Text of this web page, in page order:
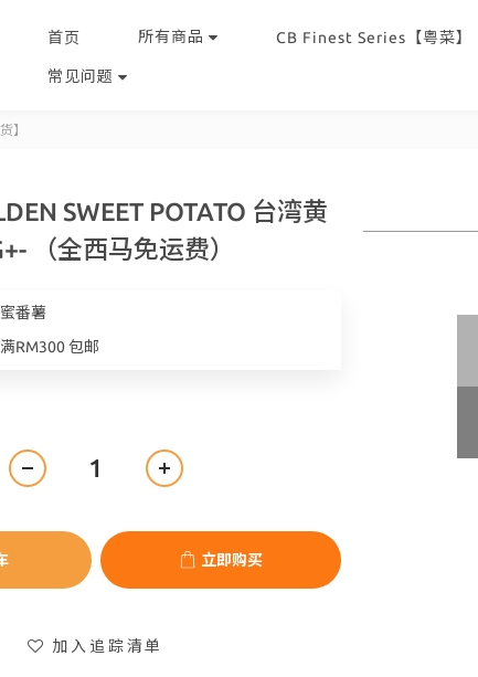
首页 所有商品 CB Finest Series【粤菜】
常见问题
】
SWEET POTATO 台湾黄
（全西马免运费）
番薯
RM300 包邮
立即购买
加入追踪清单